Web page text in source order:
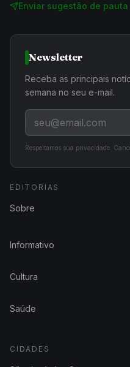
Enviar sugestão de pauta
Newsletter
Receba as principais
semana no seu e-mail.
Respeitamos sua privacidade.
EDITORIAS
Sobre
Informativo
Cultura
Saúde
CIDADES